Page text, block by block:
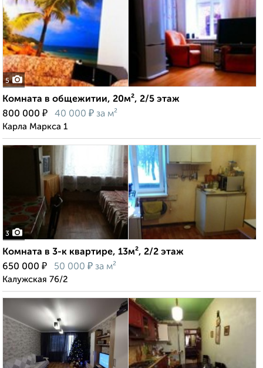
5
Комната в общежитии, 20м², 2/5 этаж
800 000 ₽ 40 000 ₽ за м²
Карла Маркса 1
3
Комната в 3-к квартире, 13м², 2/2 этаж
650 000 ₽ 50 000 ₽ за м²
Калужская 76/2